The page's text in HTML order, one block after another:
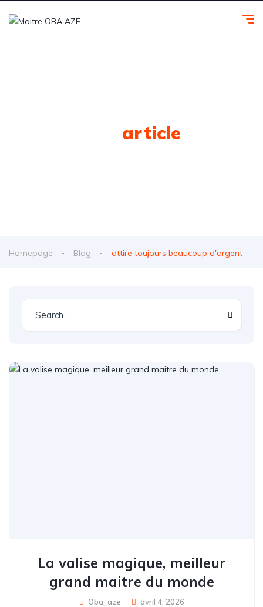
article
Homepage Blog attire toujours beaucoup d'argent
La valise magique, meilleur
grand maitre du monde
Oba_aze avril 4, 2026